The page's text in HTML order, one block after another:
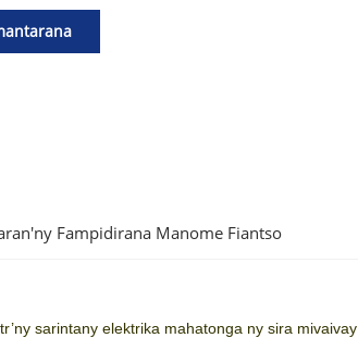
Fampidirana Manome Fiantso
sarintany elektrika mahatonga ny sira